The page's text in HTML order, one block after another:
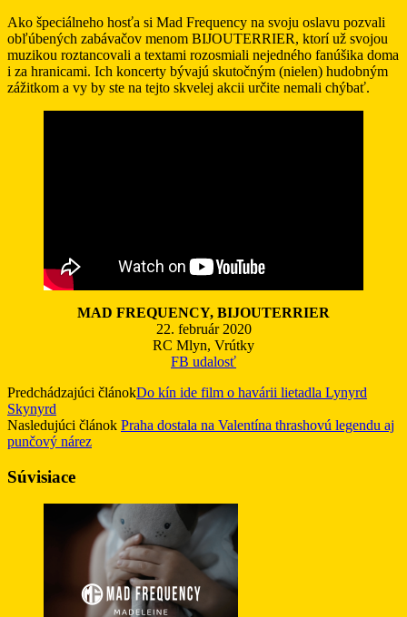
Ako špeciálneho hosťa si Mad Frequency na svoju oslavu pozvali
obľúbených zabávačov menom BIJOUTERRIER, ktorí už svojou
muzikou roztancovali a textami rozosmiali nejedného fanúšika doma
i za hranicami. Ich koncerty bývajú skutočným (nielen) hudobným
zážitkom a vy by ste na tejto skvelej akcii určite nemali chýbať.
MAD FREQUENCY, BIJOUTERRIER
22. február 2020
RC Mlyn, Vrútky
FB udalosť
Predchádzajúci článokDo kín ide film o havárii lietadla Lynyrd
Skynyrd
Nasledujúci článok Praha dostala na Valentína thrashovú legendu aj
punčový nárez
Súvisiace